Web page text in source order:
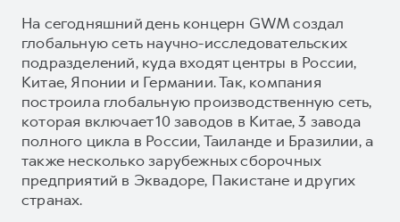
На сегодняшний день концерн GWM создал
глобальную сеть научно-исследовательских
подразделений, куда входят центры в России,
Китае, Японии и Германии. Так, компания
построила глобальную производственную сеть,
которая включает 10 заводов в Китае, 3 завода
полного цикла в России, Таиланде и Бразилии, а
также несколько зарубежных сборочных
предприятий в Эквадоре, Пакистане и других
странах.